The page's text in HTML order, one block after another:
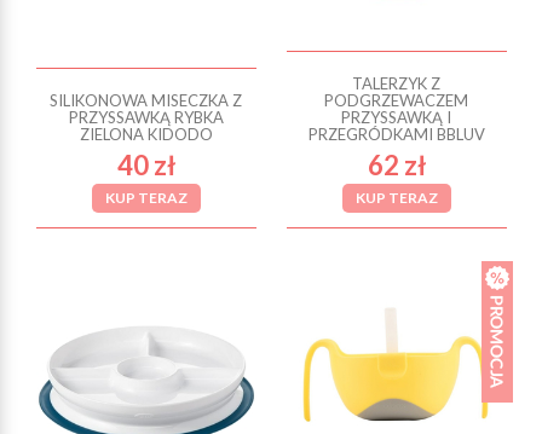
SILIKONOWA MISECZKA Z
PRZYSSAWKĄ RYBKA
ZIELONA KIDODO
40 zł
KUP TERAZ
TALERZYK Z
PODGRZEWACZEM
PRZYSSAWKĄ I
PRZEGRÓDKAMI BBLUV
62 zł
KUP TERAZ